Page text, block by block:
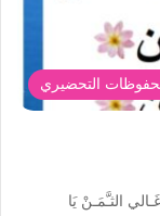
التحضيري
الثـَّمَـنْ يَا